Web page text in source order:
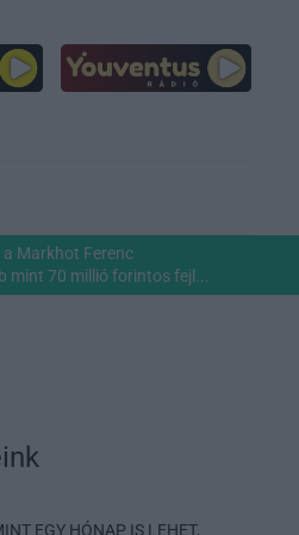
Markhot Ferenc
mint 70 millió forintos fejl...
EGY HÓNAP IS LEHET,